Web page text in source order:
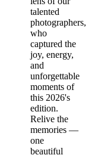
talented
photographers,
who
captured the
joy, energy,
and
unforgettable
moments of
this 2026's
edition.
Relive the
memories —
one
beautiful